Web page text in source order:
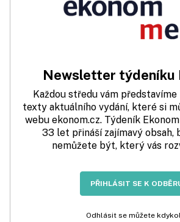
Newsletter týdeníku
Každou středu vám představíme
texty aktuálního vydání, které si
webu ekonom.cz. Týdeník
33 let přináší zajímavý obsah,
nemůžete být, který vás
PŘIHLÁSIT SE K
Odhlásit se můžete